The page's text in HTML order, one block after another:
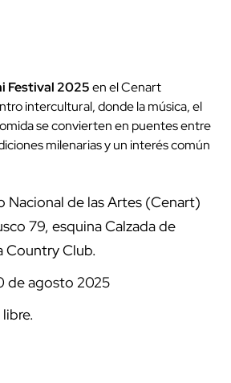
Festival 2025en el Cenart
intercultural, donde la música, el
se convierten en puentes entre
milenarias y un interés común
Nacional de las Artes (Cenart)
79, esquina Calzada de
Country Club.
de agosto 2025